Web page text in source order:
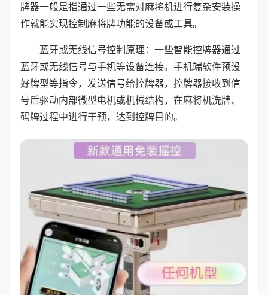
牌器一般是指通过一些无需对麻将机进行复杂安装操
作就能实现控制麻将牌功能的设备或工具。
蓝牙或无线信号控制原理：一些智能控牌器通过
蓝牙或无线信号与手机等设备连接。手机端软件预设
好牌型等指令，发送信号给控牌器，控牌器接收到信
号后驱动内部微型电机或机械结构，在麻将机洗牌、
码牌过程中进行干预，达到控牌目的。